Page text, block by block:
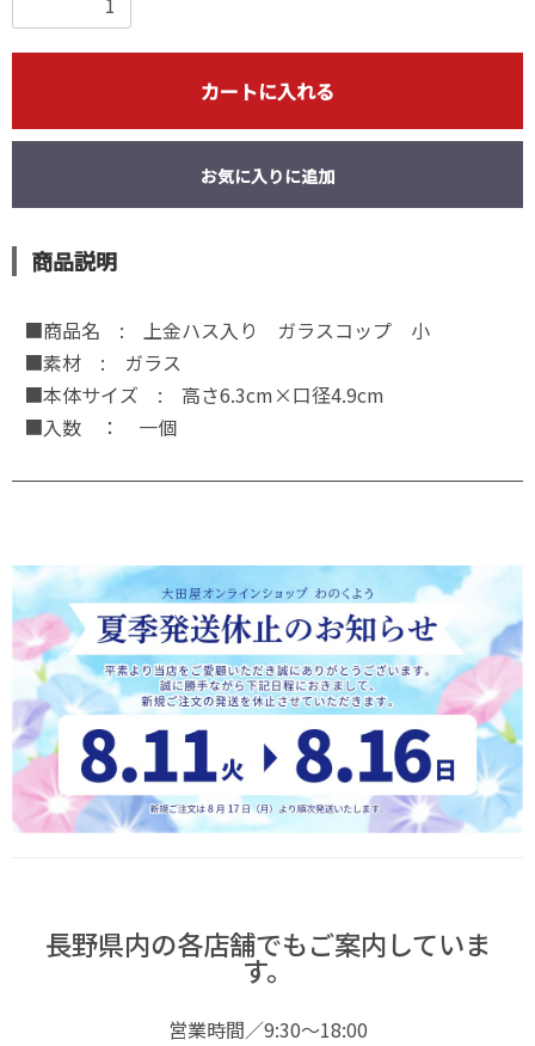
カートに入れる
お気に入りに追加
商品説明
■商品名 : 上金ハス入り ガラスコップ 小
■素材 : ガラス
■本体サイズ : 高さ6.3cm×口径4.9cm
■入数 ： 一個
長野県内の各店舗でもご案内していま
す。
営業時間／9:30～18:00